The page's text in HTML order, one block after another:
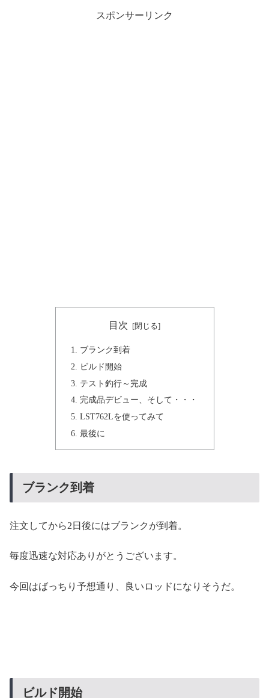
スポンサーリンク
目次
ブランク到着
ビルド開始
テスト釣行～完成
完成品デビュー、そして・・・
LST762Lを使ってみて
最後に
ブランク到着
注文してから2日後にはブランクが到着。
毎度迅速な対応ありがとうございます。
今回はばっちり予想通り、良いロッドになりそうだ。
ビルド開始